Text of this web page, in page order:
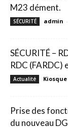
M23 dément.
SÉCURITÉ admin -
SÉCURITÉ –
RDC (FARDC)
Actualité
Prise des
du nouveau